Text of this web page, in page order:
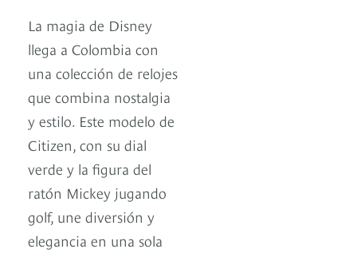
La magia de Disney
llega a Colombia con
una colección de relojes
que combina nostalgia
y estilo. Este modelo de
Citizen, con su dial
verde y la figura del
ratón Mickey jugando
golf, une diversión y
elegancia en una sola